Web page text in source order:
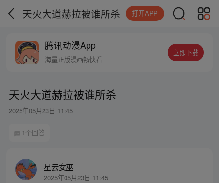
天火大道赫拉被谁所杀 打开APP
腾讯动漫App
海量正版漫画畅快看
立即下载
天火大道赫拉被谁所杀
2025年05月23日 11:45
1个回答
星云女巫
2025年05月23日 11:45